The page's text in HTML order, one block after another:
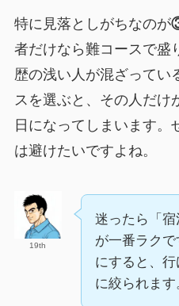
特に見落としがちなのが
者だけなら難コースで盛
歴の浅い人が混ざってい
スを選ぶと、その人だけ
日になってしまいます。
は避けたいですよね。
19th
迷ったら「
が一番ラク
にすると、
に絞られます